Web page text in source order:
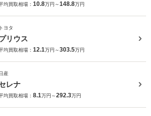
均買取相場： 10.8万円～148.8万円
トヨタ
リウス
均買取相場： 12.1万円～303.5万円
産
レナ
均買取相場： 8.1万円～292.3万円